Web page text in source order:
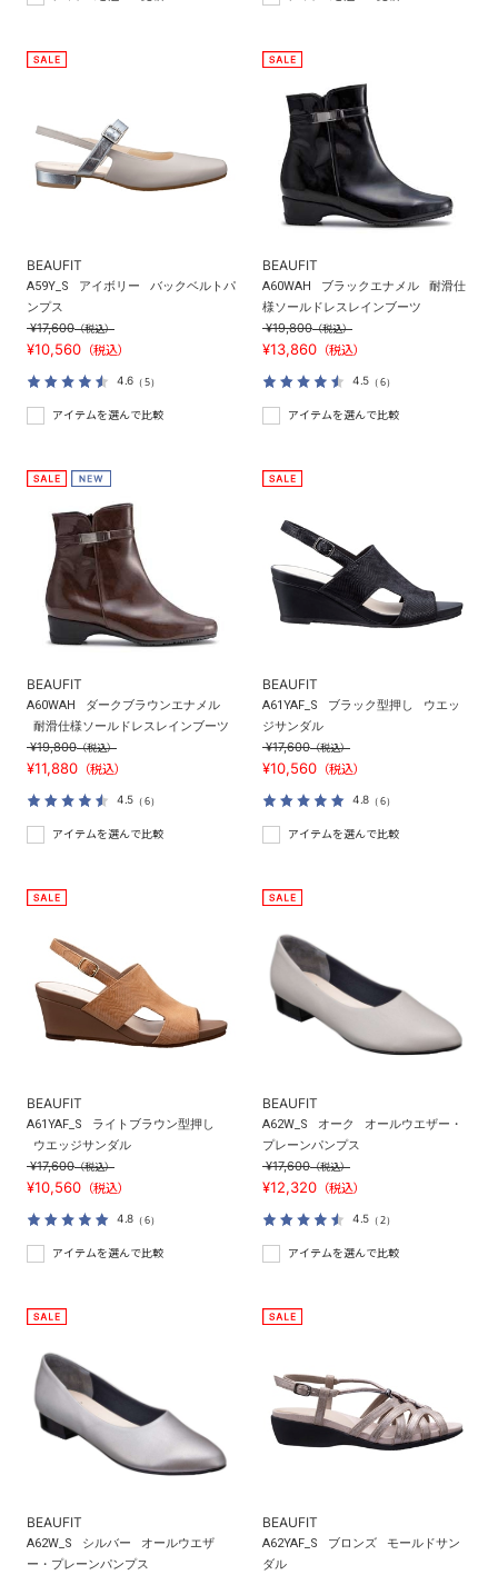
BEAUFIT
A59Y_S アイボリー
バックベルトパ
ンプス
¥17,600（税込）
¥10,560 （税込）
4.6 （5）
アイテムを選んで比較
BEAUFIT
A60WAH ブラックエナメル
耐滑仕
様ソールドレスレインブーツ
¥19,800（税込）
¥13,860 （税込）
4.5 （6）
アイテムを選んで比較
BEAUFIT
A60WAH
ダークブラウンエナメル
耐滑仕様ソールドレスレインブーツ
¥19,800（税込）
¥11,880 （税込）
4.5 （6）
アイテムを選んで比較
BEAUFIT
A61YAF_S ブラック型押し
ウエッ
ジサンダル
¥17,600（税込）
¥10,560 （税込）
4.8 （6）
アイテムを選んで比較
BEAUFIT
A61YAF_S
ライトブラウン型押し
ウエッジサンダル
¥17,600（税込）
¥10,560 （税込）
4.8 （6）
アイテムを選んで比較
BEAUFIT
A62W_S オーク
オールウエザー・
プレーンパンプス
¥17,600（税込）
¥12,320 （税込）
4.5 （2）
アイテムを選んで比較
BEAUFIT
A62W_S シルバー
オールウエザ
ー・プレーンパンプス
BEAUFIT
A62YAF_S ブロンズ
モールドサン
ダル